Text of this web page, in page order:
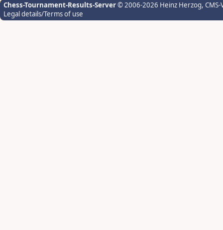
Chess-Tournament-Results-Server© 2006-2026 Heinz Herzog,
Legal details/Terms of use